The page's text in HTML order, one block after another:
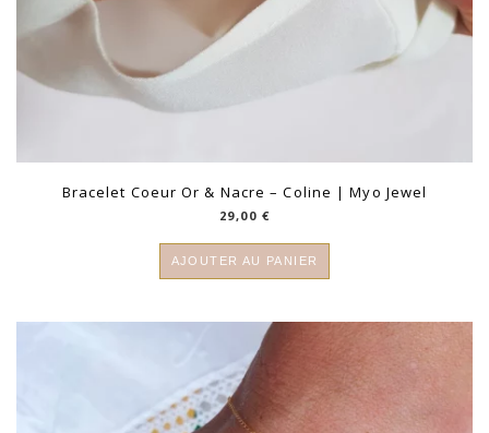
Bracelet Coeur Or & Nacre – Coline | Myo Jewel
29,00 €
AJOUTER AU PANIER